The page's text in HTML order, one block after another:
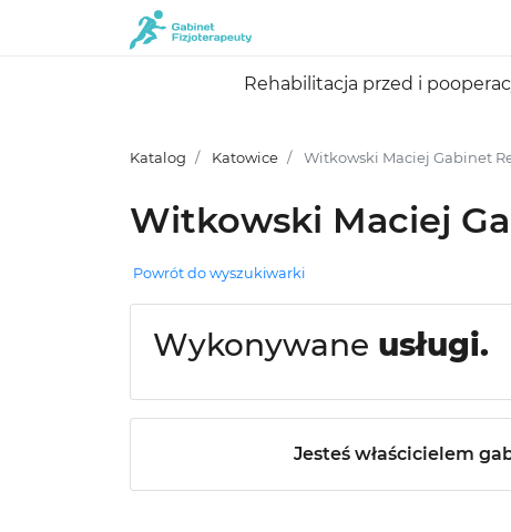
Rehabilitacja przed i
Katalog Katowice Witkowski Maciej Gabinet
Witkowski Maciej
Powrót do wyszukiwarki
Wykonywane usługi.
Jesteś właścicielem